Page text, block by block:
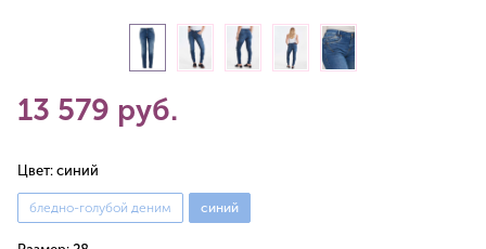
13 579 руб.
Цвет: синий
бледно-голубой деним синий